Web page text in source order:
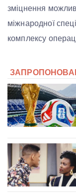
зміцнення
міжнародної
комплексу